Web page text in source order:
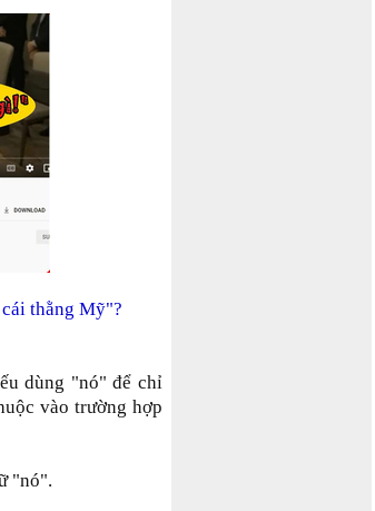
thằng Mỹ"?
dùng "nó" để chỉ
vào trường hợp
"nó".